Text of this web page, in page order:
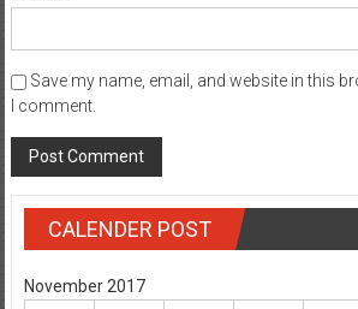
Save my name, email, and website in this
I comment.
CALENDER POST
November 2017